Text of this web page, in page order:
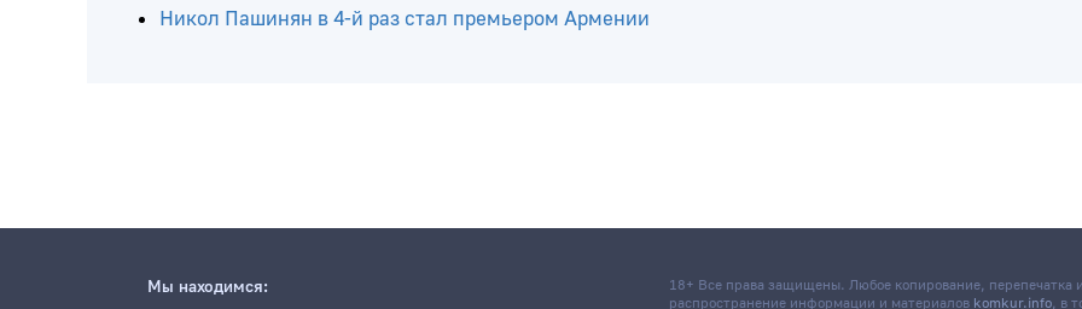
Никол Пашинян в 4-й раз стал премьером Армении
Мы находимся:
18+ Все права защищены. Любое копирование, перепечатка
распространение информации и материалов komkur.info, в